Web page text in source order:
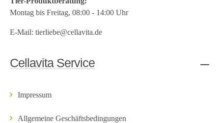
Montag bis Freitag, 08:00 - 14:00 Uhr
E-Mail: tierliebe@cellavita.de
Cellavita Service
Impressum
Allgemeine Geschäftsbedingungen